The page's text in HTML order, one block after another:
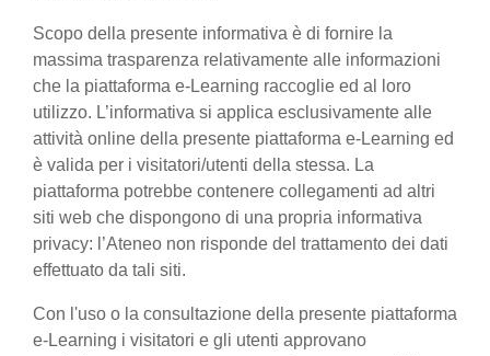
Scopo della presente informativa è di fornire la
massima trasparenza relativamente alle informazioni
che la piattaforma e-Learning raccoglie ed al loro
utilizzo. L’informativa si applica esclusivamente alle
attività online della presente piattaforma e-Learning ed
è valida per i visitatori/utenti della stessa. La
piattaforma potrebbe contenere collegamenti ad altri
siti web che dispongono di una propria informativa
privacy: l’Ateneo non risponde del trattamento dei dati
effettuato da tali siti.
Con l'uso o la consultazione della presente piattaforma
e-Learning i visitatori e gli utenti approvano